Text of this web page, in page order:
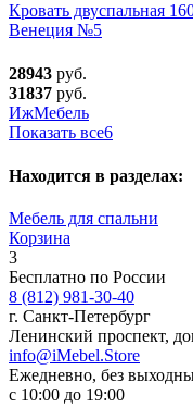
Кровать двуспальная
Венеция №5
28943 руб.
31837 руб.
ИжМебель
Показать все6
Находится в разделах:
Мебель для спальни
Корзина
3
Бесплатно по России
8 (812) 981-30-40
г. Санкт-Петербург
Ленинский проспект,
info@iMebel.Store
Ежедневно, без
с 10:00 до 19:00